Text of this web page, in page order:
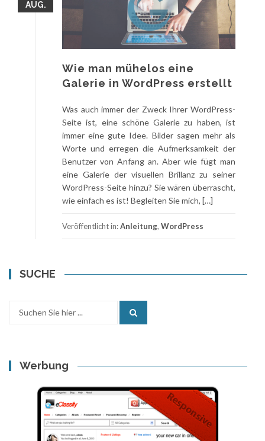
AUG.
Wie man mühelos eine
Galerie in WordPress erstellt
Was auch immer der Zweck Ihrer WordPress-
Seite ist, eine schöne Galerie zu haben, ist
immer eine gute Idee. Bilder sagen mehr als
Worte und erregen die Aufmerksamkeit der
Benutzer von Anfang an. Aber wie fügt man
eine Galerie der visuellen Brillanz zu seiner
WordPress-Seite hinzu? Sie wären überrascht,
wie einfach es ist! Begleiten Sie mich, […]
Veröffentlicht in:Anleitung, WordPress
SUCHE
Werbung